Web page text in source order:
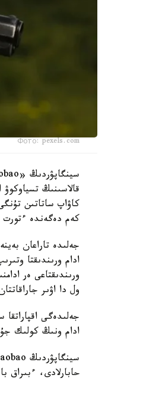
Фото: pexels.com
كاۋاپ ساتاتىن
كەم دەگەندە ءتورت
جەلىدە تاراعان
ادام ورىندىقتا
ورىندىقتاعى ەر
ول دا اۋىر
جەلىدەگى
ادام ونىڭ كولىك
حابارلادى، ءبىراق